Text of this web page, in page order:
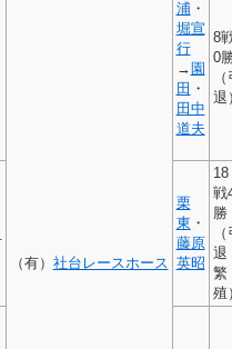
（有） 社台レースホース
浦・
堀宣
行
→ 園
田 ・
田中
道夫
8
0
退
栗
東 ・
藤原
英昭
18
戦
勝
退
繁
殖